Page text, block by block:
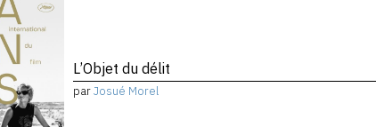
L’Objet du délit
parJosué Morel